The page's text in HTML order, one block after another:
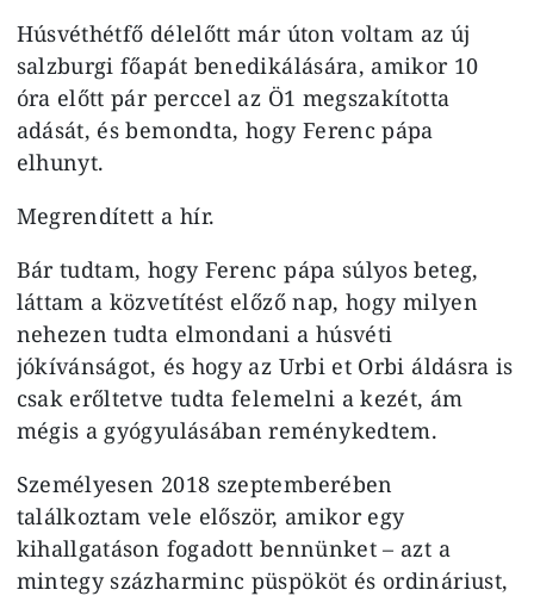
Húsvéthétfő délelőtt már úton voltam az új
salzburgi főapát benedikálására, amikor 10
óra előtt pár perccel az Ö1 megszakította
adását, és bemondta, hogy Ferenc pápa
elhunyt.
Megrendített a hír.
Bár tudtam, hogy Ferenc pápa súlyos beteg,
láttam a közvetítést előző nap, hogy milyen
nehezen tudta elmondani a húsvéti
jókívánságot, és hogy az Urbi et Orbi áldásra is
csak erőltetve tudta felemelni a kezét, ám
mégis a gyógyulásában reménykedtem.
Személyesen 2018 szeptemberében
találkoztam vele először, amikor egy
kihallgatáson fogadott bennünket – azt a
mintegy százharminc püspököt és ordináriust,